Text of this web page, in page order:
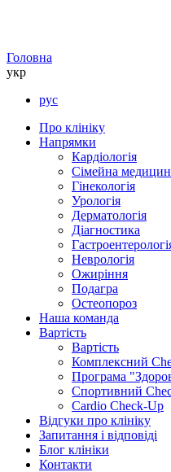
Головна
укр
рус
Про клініку
Напрямки
Кардіологія
Сімейна
Гінекологія
Урологія
Дерматологія
Діагностика
Неврологія
Ожиріння
Подагра
Остеопороз
Наша команда
Вартість
Вартість
Комплексний
Програма
Спортивний
Cardio Check-Up
Відгуки про клініку
Запитання і відповіді
Блог клініки
Контакти